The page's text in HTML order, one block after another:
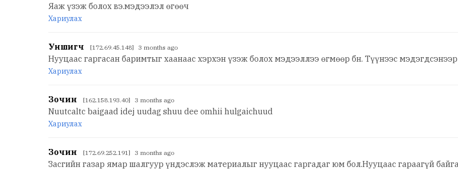
Яаж үзэж болох вэ.мэдээлэл өгөөч
Хариулах
Уншигч [172.69.45.148] 3 months ago
Нууцаас гаргасан баримтыг хаанаас хэрхэн үзэж болох мэдээллээ өгмөөр бн. Түүнээс мэдэгдсэнээр
Хариулах
Зочин [162.158.193.40] 3 months ago
Nuutcaltc baigaad idej uudag shuu dee omhii hulgaichuud
Хариулах
Зочин [172.69.252.191] 3 months ago
Засгийн газар ямар шалгуур үндэслэж материалыг нууцаас гаргадаг юм бол.Нууцаас гараагүй